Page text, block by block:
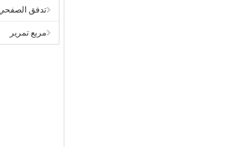
تدفق
مربع تمرير